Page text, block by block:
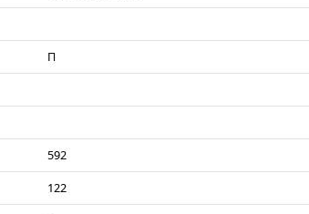
П
592
122